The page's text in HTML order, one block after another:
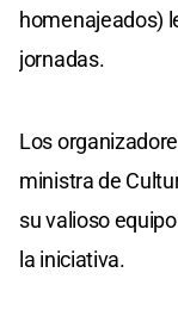
homenajeados)
jornadas.
Los
ministra de
su valioso
la iniciativa.